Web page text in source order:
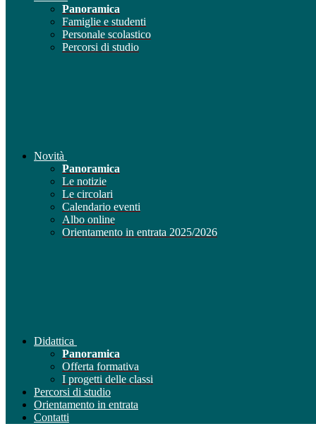
Panoramica
Famiglie e studenti
Personale scolastico
Percorsi di studio
Novità
Panoramica
Le notizie
Le circolari
Calendario eventi
Albo online
Orientamento in entrata 2025/2026
Didattica
Panoramica
Offerta formativa
I progetti delle classi
Percorsi di studio
Orientamento in entrata
Contatti